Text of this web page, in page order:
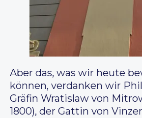
Aber das, was wir heute
können, verdanken wir
Gräfin Wratislaw von
1800), der Gattin von